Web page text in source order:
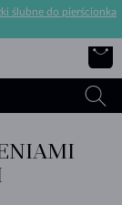
ślubne do pierścionka